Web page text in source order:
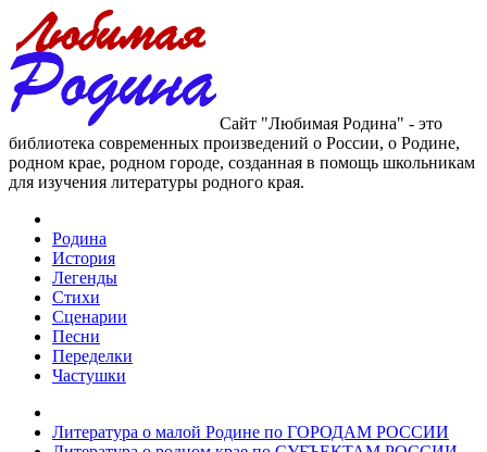
Сайт "Любимая Родина" - это
библиотека современных произведений о России, о Родине,
родном крае, родном городе, созданная в помощь школьникам
для изучения литературы родного края.
Родина
История
Легенды
Стихи
Сценарии
Песни
Переделки
Частушки
Литература о малой Родине по ГОРОДАМ РОССИИ